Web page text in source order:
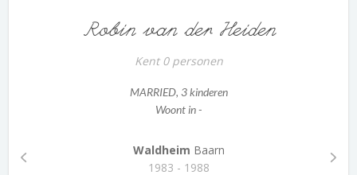
Robin van der Heiden
Kent 0 personen
MARRIED, 3 kinderen
Woont in -
Waldheim Baarn
1983 - 1988